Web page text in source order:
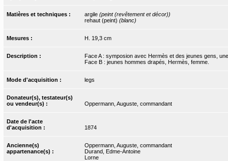
Matières et techniques : argile (peint (revêtement et décor))
rehaut (peint) (blanc)
Mesures : H. 19,3 cm
Description :
Face A : symposion avec Hermès et des jeunes gens,
Face B : jeunes hommes drapés, Hermès, femme.
Mode d'acquisition : legs
Donateur(s), testateur(s)
ou vendeur(s) :
Oppermann, Auguste, commandant
Date de l'acte
d'acquisition :
1874
Ancienne(s)
appartenance(s) :
Oppermann, Auguste, commandant
Durand, Edme-Antoine
Lorne